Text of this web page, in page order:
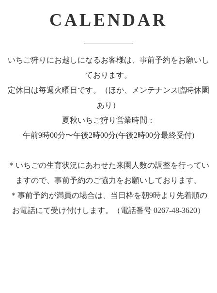
CALENDAR
いちご狩りにお越しになるお客様は、事前予約をお願いし
ております。
定休日は毎週火曜日です。（ほか、メンテナンス臨時休園
あり）
夏秋いちご狩り営業時間：
午前9時00分〜午後2時00分(午後2時00分最終受付)
＊いちごの生育状況にあわせた来園人数の調整を行ってい
ますので、事前予約のご協力をお願いしております。
＊事前予約が満員の場合は、当日枠を朝9時より先着順の
お電話にて受け付けします。（電話番号 0267-48-3620）